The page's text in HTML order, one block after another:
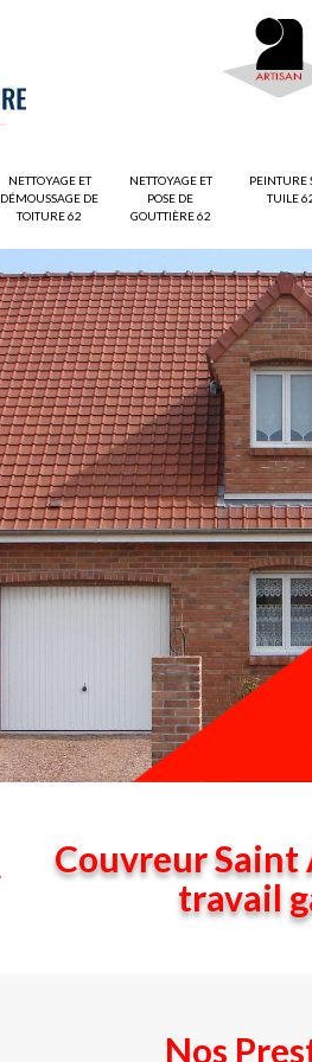
NETTOYAGE ET
DÉMOUSSAGE DE
TOITURE 62
NETTOYAGE ET
POSE DE
GOUTTIÈRE 62
PEINTURE
TUILE
Couvreur Saint
travail
Nos